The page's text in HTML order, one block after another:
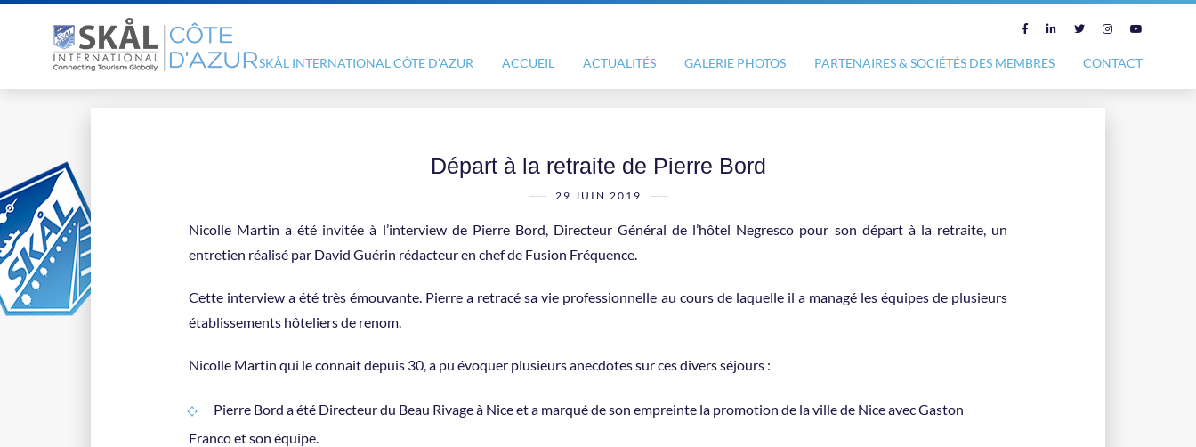
SKÅL INTERNATIONAL CÔTE D’AZUR ACCUEIL ACTUALITÉS GALERIE PHOTOS PARTENAIRES & SOCIÉTÉS DES MEMBRES CONTACT
Départ à la retraite de Pierre Bord
29 JUIN 2019
Nicolle Martin a été invitée à l’interview de Pierre Bord, Directeur Général de l’hôtel Negresco pour son départ à la retraite, un
entretien réalisé par David Guérin rédacteur en chef de Fusion Fréquence.
Cette interview a été très émouvante. Pierre a retracé sa vie professionnelle au cours de laquelle il a managé les équipes de plusieurs
établissements hôteliers de renom.
Nicolle Martin qui le connait depuis 30, a pu évoquer plusieurs anecdotes sur ces divers séjours :
Pierre Bord a été Directeur du Beau Rivage à Nice et a marqué de son empreinte la promotion de la ville de Nice avec Gaston
Franco et son équipe.